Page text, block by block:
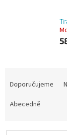
Doporučujeme
Abecedně